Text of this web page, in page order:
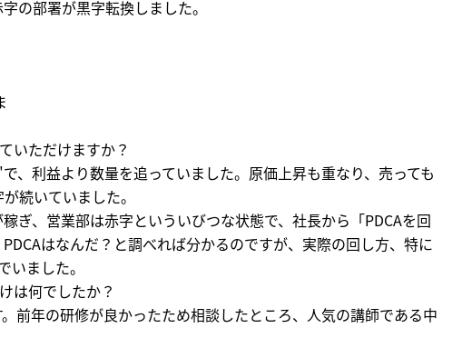
の部署が黒字転換しました。
いただけますか？
、利益より数量を追っていました。原価上昇も重なり、売っても
続いていました。
ぎ、営業部は赤字といういびつな状態で、社長から「PDCAを回
はなんだ？と調べれば分かるのですが、実際の回し方、特に
いました。
は何でしたか？
前年の研修が良かったため相談したところ、人気の講師である中